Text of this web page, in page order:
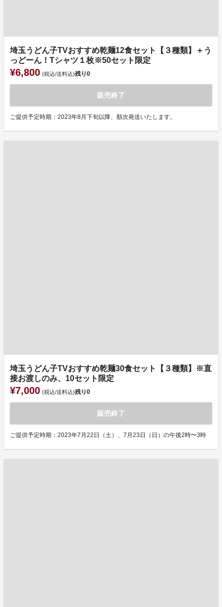
埼玉うどん子TVおすすめ乾麺12食セット【３種類】＋う
っどーん！Tシャツ１枚※50セット限定
¥6,800 (税込/送料込)残り0
販売終了
ご提供予定時期：2023年8月下旬以降、順次発送いたします。
埼玉うどん子TVおすすめ乾麺30食セット【３種類】※直
接お渡しのみ、10セット限定
¥7,000 (税込/送料込)残り0
販売終了
ご提供予定時期：2023年7月22日（土）、7月23日（日）の午後2時〜3時